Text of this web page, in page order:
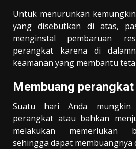
Untuk menurunkan
yang disebutkan di atas,
menginstal pembaruan
perangkat karena di
keamanan yang membantu
Membuang
Suatu hari Anda mungkin
perangkat atau bahkan
melakukan memerlukan
sehingga dapat membuangnya